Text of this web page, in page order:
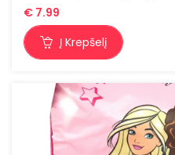
€ 7.99
Į Krepšelį